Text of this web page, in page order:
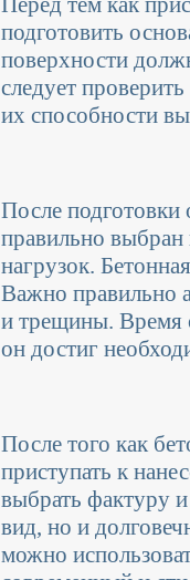
подготовить
поверхности
следует
их способности
После подготовки
правильно выбран
нагрузок.
Важно правильно
и трещины. Время
он достиг
После того как
приступать к
выбрать фактуру
вид, но и
можно